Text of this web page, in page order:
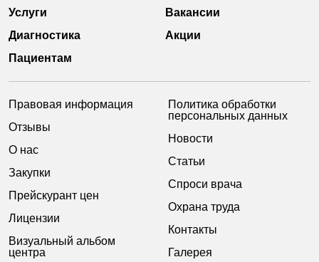
Услуги
Вакансии
Диагностика
Акции
Пациентам
Правовая информация
Отзывы
О нас
Закупки
Прейскурант цен
Лицензии
Визуальный альбом
центра
Политика обработки
персональных данных
Новости
Статьи
Спроси врача
Охрана труда
Контакты
Галерея